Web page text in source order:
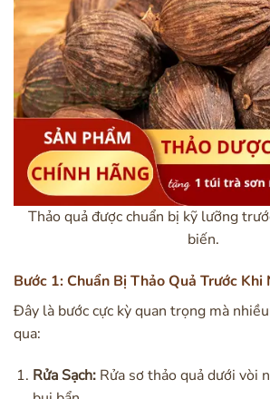
Thảo quả được chuẩn bị kỹ lưỡng
biến.
Bước 1: Chuẩn Bị Thảo Quả Trước Khi
Đây là bước cực kỳ quan trọng mà
qua:
Rửa Sạch:Rửa sơ thảo quả dưới vòi